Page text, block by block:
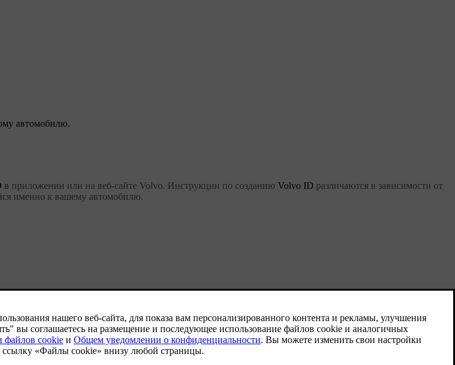
автомобилю.
в приложении или на веб-сайте Volvo. Инструкции по созданию Volvo ID различаются в зависимости от
именно к вашему автомобилю.